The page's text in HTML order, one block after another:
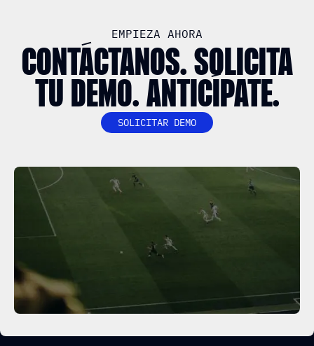
EMPIEZA AHORA
CONTÁCTANOS. SOLICITA
TU DEMO. ANTICÍPATE.
SOLICITAR DEMO